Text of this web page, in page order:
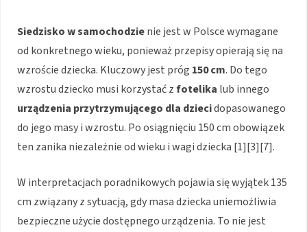
Siedzisko w samochodzienie jest w Polsce wymagane
od konkretnego wieku, ponieważ przepisy opierają się na
wzroście dziecka. Kluczowy jest próg 150 cm. Do tego
wzrostu dziecko musi korzystać zfotelika lub innego
urządzenia przytrzymującego dla dziecidopasowanego
do jego masy i wzrostu. Po osiągnięciu 150 cm obowiązek
ten zanika niezależnie od wieku i wagi dziecka [1][3][7].
W interpretacjach poradnikowych pojawia się wyjątek 135
cm związany z sytuacją, gdy masa dziecka uniemożliwia
bezpieczne użycie dostępnego urządzenia. To nie jest